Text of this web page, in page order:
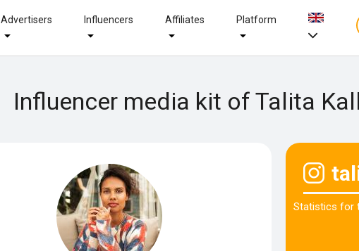
Advertisers Influencers Affiliates Platform
Influencer media kit of Talita
Statistics for